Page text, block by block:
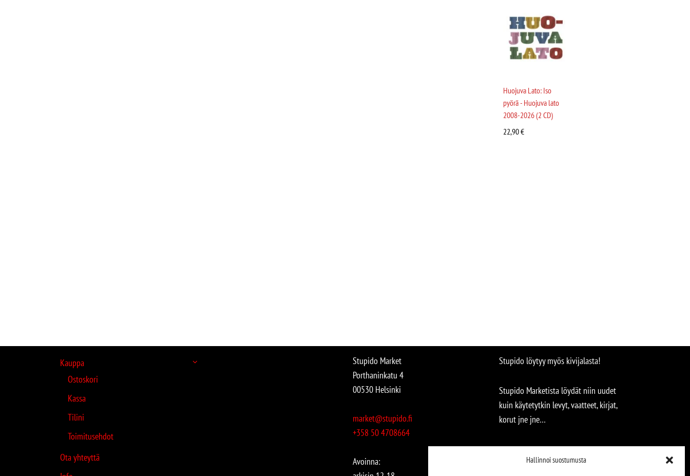
Hallinnoi suostumusta
Huojuva Lato: Iso
pyörä - Huojuva lato
2008-2026 (2 CD)
22,90€
Kauppa
Ostoskori
Kassa
Tilini
Toimitusehdot
Ota yhteyttä
Stupido Market
Porthaninkatu 4
00530 Helsinki
market@stupido.fi
+358 50 4708664
Avoinna:
Stupido löytyy myös kivijalasta!
Stupido Marketista löydät niin uudet
kuin käytetytkin levyt, vaatteet, kirjat,
korut jne jne…